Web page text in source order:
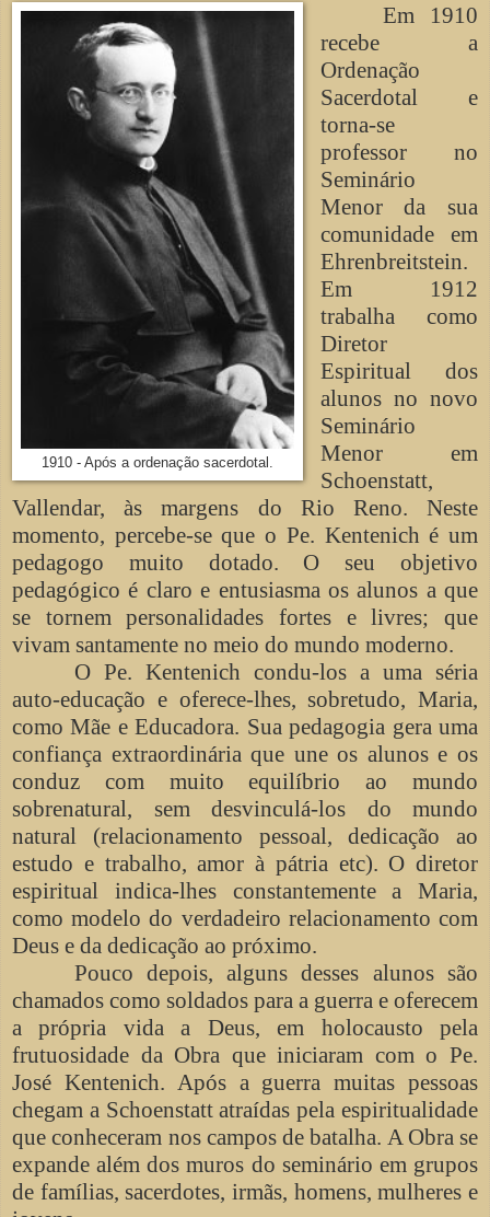
1910 - Após a ordenação sacerdotal.
Em 1910
recebe a
Ordenação
Sacerdotal e
torna-se
professor no
Seminário
Menor da sua
comunidade em
Ehrenbreitstein.
Em 1912
trabalha como
Diretor
Espiritual dos
alunos no novo
Seminário
Menor em
Schoenstatt,
Vallendar, às margens do Rio Reno. Neste
momento, percebe-se que o Pe. Kentenich é um
pedagogo muito dotado. O seu objetivo
pedagógico é claro e entusiasma os alunos a que
se tornem personalidades fortes e livres; que
vivam santamente no meio do mundo moderno.
O Pe. Kentenich condu-los a uma séria
auto-educação e oferece-lhes, sobretudo, Maria,
como Mãe e Educadora. Sua pedagogia gera uma
confiança extraordinária que une os alunos e os
conduz com muito equilíbrio ao mundo
sobrenatural, sem desvinculá-los do mundo
natural (relacionamento pessoal, dedicação ao
estudo e trabalho, amor à pátria etc). O diretor
espiritual indica-lhes constantemente a Maria,
como modelo do verdadeiro relacionamento com
Deus e da dedicação ao próximo.
Pouco depois, alguns desses alunos são
chamados como soldados para a guerra e oferecem
a própria vida a Deus, em holocausto pela
frutuosidade da Obra que iniciaram com o Pe.
José Kentenich. Após a guerra muitas pessoas
chegam a Schoenstatt atraídas pela espiritualidade
que conheceram nos campos de batalha. A Obra se
expande além dos muros do seminário em grupos
de famílias, sacerdotes, irmãs, homens, mulheres e